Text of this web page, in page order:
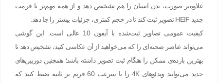
علاوه‌بر صورت، بدن انسان را هم تشخیص دهد و از همه مهم‌تر با فرمت‌
جدید HEIF تصویر ثبت کند تا در حجم کمتری، جزئیات بیشتر را جا دهد.
کیفیت عمومی تصاویر ثبت‌شده با آیفون 10 عالی است. این گوشی
می‌تواند عناصر صحنه‌ای را که می‌خواهید از آن عکاسی کنید، تشخیص دهد تا
بهترین بازده‌ی ممکن را هنگام ثبت تصویر داشته باشد؛ همچنین دوربین‌های
جدید می‌توانند ویدئوهای 4K را با سرعت 60 فریم بر ثانیه ضبط کنند که